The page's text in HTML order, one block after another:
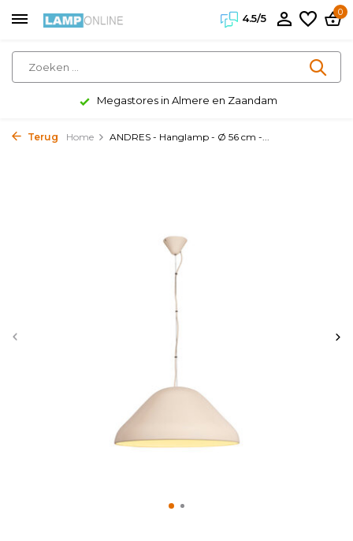
4.5/5
0
Megastores in Almere en Zaandam
Terug Home ANDRES - Hanglamp - Ø 56 cm -...